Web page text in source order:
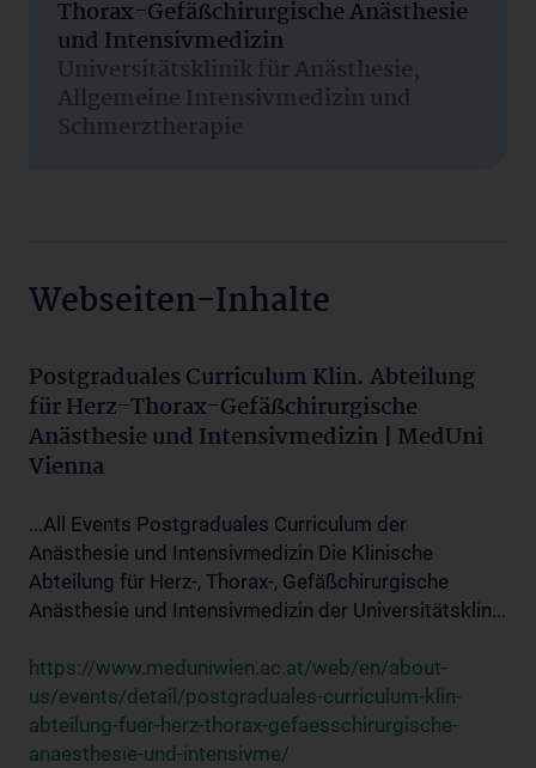
Thorax-Gefäßchirurgische Anästhesie
und Intensivmedizin
Universitätsklinik für Anästhesie,
Allgemeine Intensivmedizin und
Schmerztherapie
Webseiten-Inhalte
Postgraduales Curriculum Klin. Abteilung
für Herz-Thorax-Gefäßchirurgische
Anästhesie und Intensivmedizin | MedUni
Vienna
...All Events Postgraduales Curriculum der
Anästhesie und Intensivmedizin Die Klinische
Abteilung für Herz-, Thorax-, Gefäßchirurgische
Anästhesie und Intensivmedizin der Universitätsklin...
https://www.meduniwien.ac.at/web/en/about-
us/events/detail/postgraduales-curriculum-klin-
abteilung-fuer-herz-thorax-gefaesschirurgische-
anaesthesie-und-intensivme/